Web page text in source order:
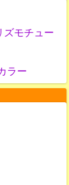
ズモチュー
ラー